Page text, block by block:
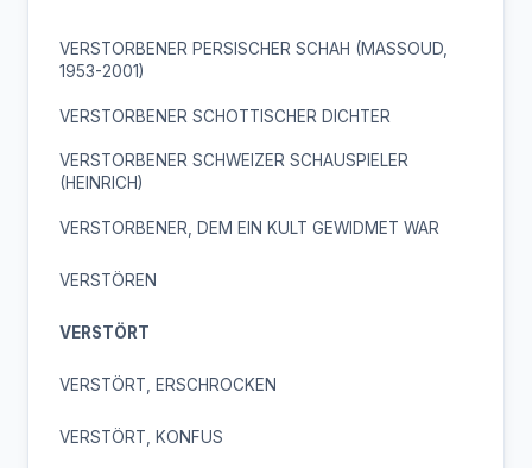
VERSTORBENER PERSISCHER SCHAH (MASSOUD,
1953-2001)
VERSTORBENER SCHOTTISCHER DICHTER
VERSTORBENER SCHWEIZER SCHAUSPIELER
(HEINRICH)
VERSTORBENER, DEM EIN KULT GEWIDMET WAR
VERSTÖREN
VERSTÖRT
VERSTÖRT, ERSCHROCKEN
VERSTÖRT, KONFUS